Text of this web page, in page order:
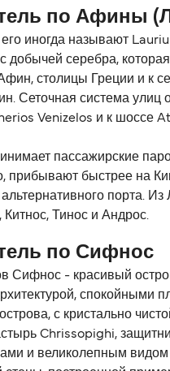
по Афины
иногда называют
добычей серебра,
столицы Греции и к
Сеточная система улиц
Venizelos и к шоссе
пассажирские
прибывают быстрее на
порта.
Китнос, Тинос и Андрос.
по Сифнос
Сифнос - красивый
с кристально
Chrissopighi,
и великолепным видом